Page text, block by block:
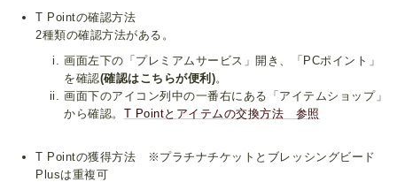
T Pointの確認方法
2種類の確認方法がある。
画面左下の「プレミアムサービス」開き、「PCポイント」
を確認(確認はこちらが便利)。
画面下のアイコン列中の一番右にある「アイテムショップ」
から確認。 T Pointとアイテムの交換方法 参照
T Pointの獲得方法 ※プラチナチケットとブレッシングビード
Plusは重複可